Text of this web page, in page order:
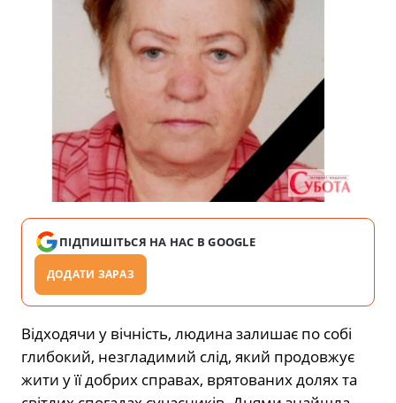
ПІДПИШІТЬСЯ НА НАС В GOOGLE
ДОДАТИ ЗАРАЗ
Відходячи у вічність, людина залишає по собі
глибокий, незгладимий слід, який продовжує
жити у її добрих справах, врятованих долях та